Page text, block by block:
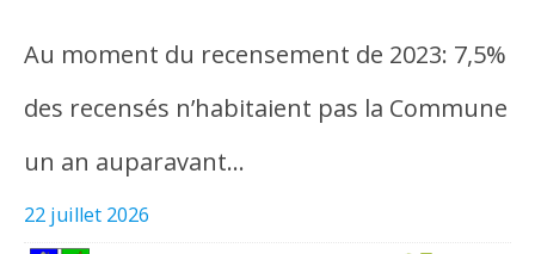
Au moment du recensement de 2023: 7,5%
des recensés n’habitaient pas la Commune
un an auparavant…
22 juillet 2026